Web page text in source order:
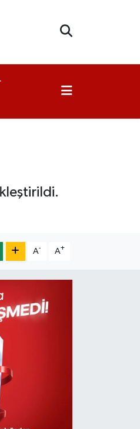
A- A+